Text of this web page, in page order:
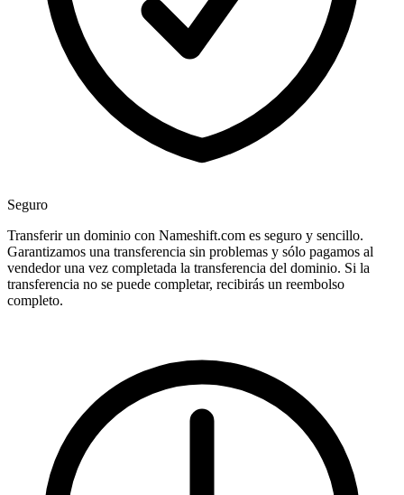
Seguro
Transferir un dominio con Nameshift.com es seguro y sencillo.
Garantizamos una transferencia sin problemas y sólo pagamos al
vendedor una vez completada la transferencia del dominio. Si la
transferencia no se puede completar, recibirás un reembolso
completo.